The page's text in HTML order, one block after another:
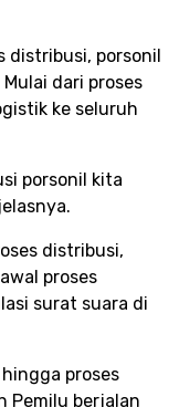
distribusi, porsonil
dari proses
ke seluruh
porsonil kita
distribusi,
proses
surat suara di
proses
Pemilu berjalan